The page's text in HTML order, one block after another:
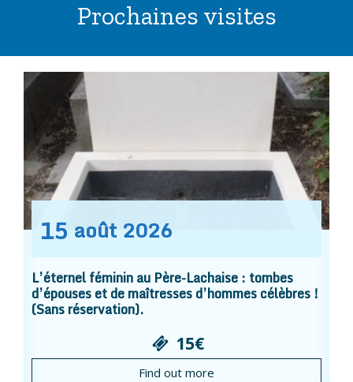
Prochaines visites
15 août 2026
L’éternel féminin au Père-Lachaise : tombes
d’épouses et de maîtresses d’hommes célèbres !
(Sans réservation).
15€
Find out more